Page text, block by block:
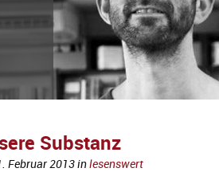
Substanz
Februar 2013inlesenswert